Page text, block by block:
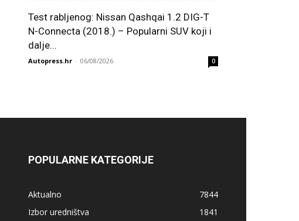
Test rabljenog: Nissan Qashqai 1.2 DIG-T
N-Connecta (2018.) – Popularni SUV koji i
dalje...
Autopress.hr - 06/08/2026 0
POPULARNE KATEGORIJE
Aktualno
7844
Izbor uredništva
1841